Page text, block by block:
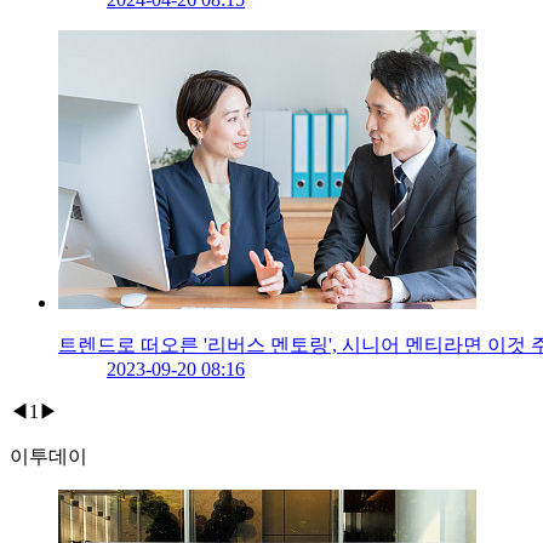
트렌드로 떠오른 '리버스 멘토링', 시니어 멘티라면 이것
2023-09-20 08:16
◀ 1 ▶
이투데이